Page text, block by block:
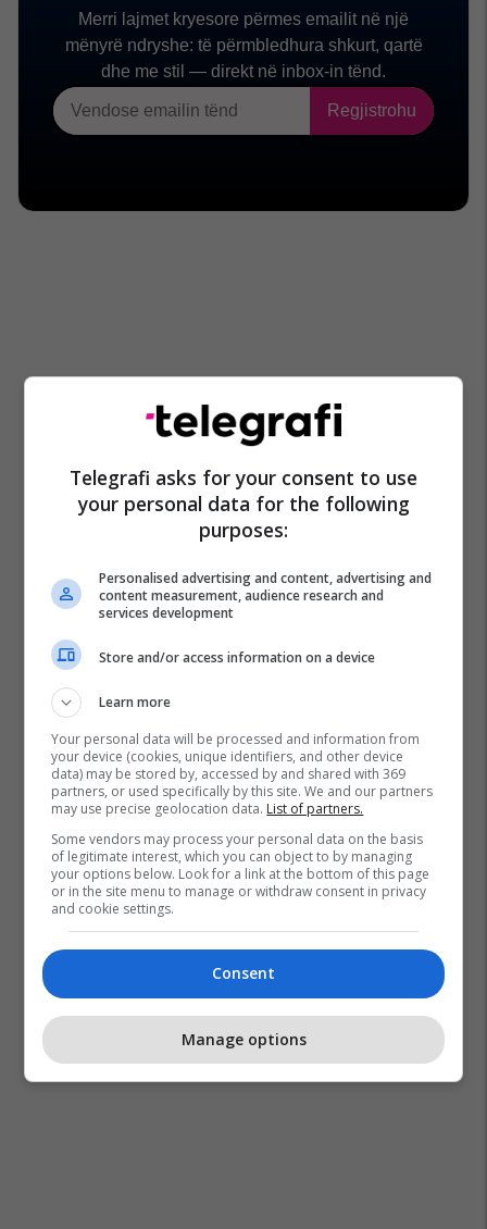
Telegrafi asks for your consent to use
your personal data for the following
purposes:
Personalised advertising and content, advertising and
content measurement, audience research and
services development
Store and/or access information on a device
Learn more
Your personal data will be processed and information from
your device (cookies, unique identifiers, and other device
data) may be stored by, accessed by and shared with 369
partners, or used specifically by this site. We and our partners
may use precise geolocation data. List of partners.
Some vendors may process your personal data on the basis
of legitimate interest, which you can object to by managing
your options below. Look for a link at the bottom of this page
or in the site menu to manage or withdraw consent in privacy
and cookie settings.
Consent
Manage options